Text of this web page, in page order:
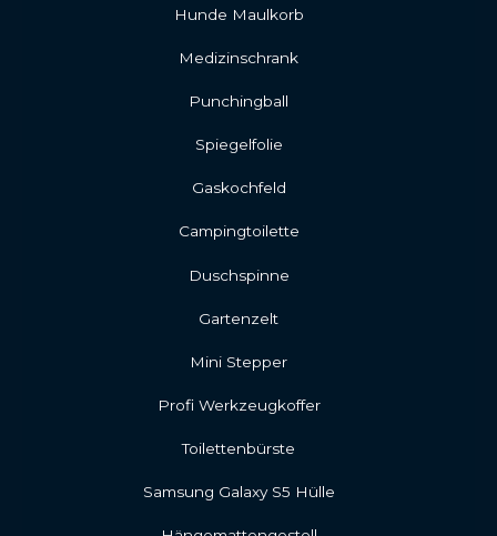
Hunde Maulkorb
Medizinschrank
Punchingball
Spiegelfolie
Gaskochfeld
Campingtoilette
Duschspinne
Gartenzelt
Mini Stepper
Profi Werkzeugkoffer
Toilettenbürste
Samsung Galaxy S5 Hülle